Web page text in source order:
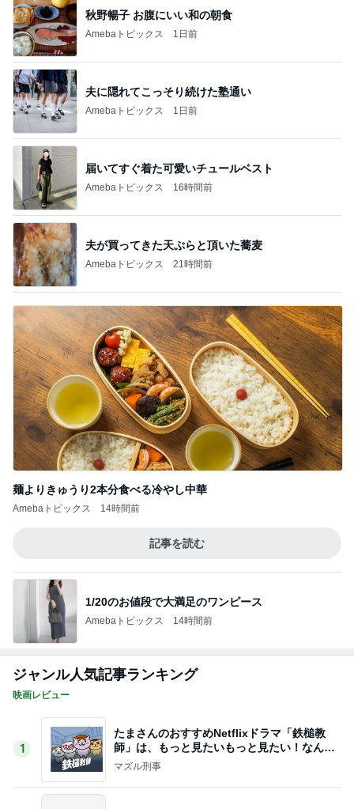
秋野暢子 お腹にいい和の朝食
Amebaトピックス 1日前
夫に隠れてこっそり続けた塾通い
Amebaトピックス 1日前
届いてすぐ着た可愛いチュールベスト
Amebaトピックス 16時間前
夫が買ってきた天ぷらと頂いた蕎麦
Amebaトピックス 21時間前
麺よりきゅうり2本分食べる冷やし中華
Amebaトピックス 14時間前
記事を読む
1/20のお値段で大満足のワンピース
Amebaトピックス 14時間前
ジャンル人気記事ランキング
映画レビュー
1
たまさんのおすすめNetflixドラマ「鉄槌教
師」は、もっと見たいもっと見たい！なんで1
0話完？
マズル刑事